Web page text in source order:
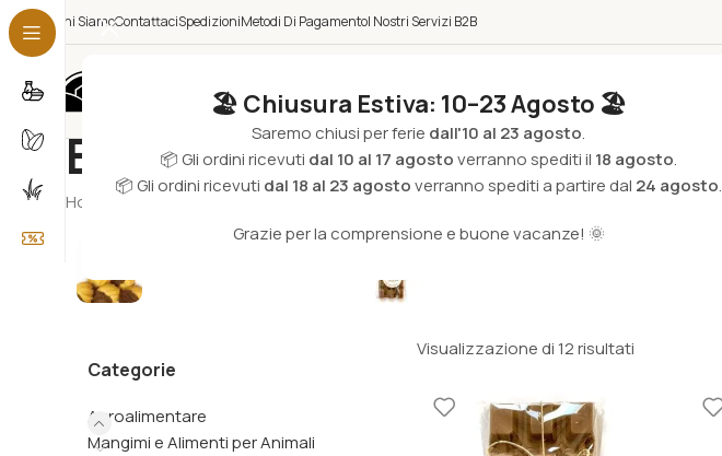
🏖️ Chiusura Estiva: 10–23 Agosto 🏖️
Saremo chiusi per ferie dall'10 al 23 agosto.
📦 Gli ordini ricevuti dal 10 al 17 agostoverranno spediti il 18 agosto.
📦 Gli ordini ricevuti dal 18 al 23 agostoverranno spediti a partire dal 24 agosto.
Grazie per la comprensione e buone vacanze! 🌞
Chi SiamoContattaciSpedizioniMetodi Di PagamentoI Nostri Servizi B2B
Categorie
Biscotti & Cioccolato
Home Agroalimentare Biscotti & Cioccolato
Categorie
Agroalimentare
Mangimi e Alimenti per Animali
Visualizzazione di 12 risultati